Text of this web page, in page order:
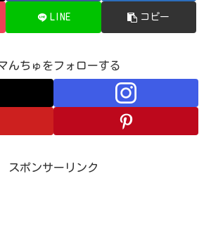
LINE コピー
んちゅをフォローする
スポンサーリンク